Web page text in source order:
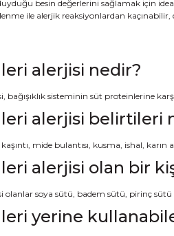
besin değerlerini sağlamak için
ile alerjik reaksiyonlardan
alerjisi nedir?
bağışıklık sisteminin süt proteinlerine
alerjisi belirtileri
mide bulantısı, kusma, ishal,
alerjisi olan bir
olanlar soya sütü, badem sütü, pirinç
yerine